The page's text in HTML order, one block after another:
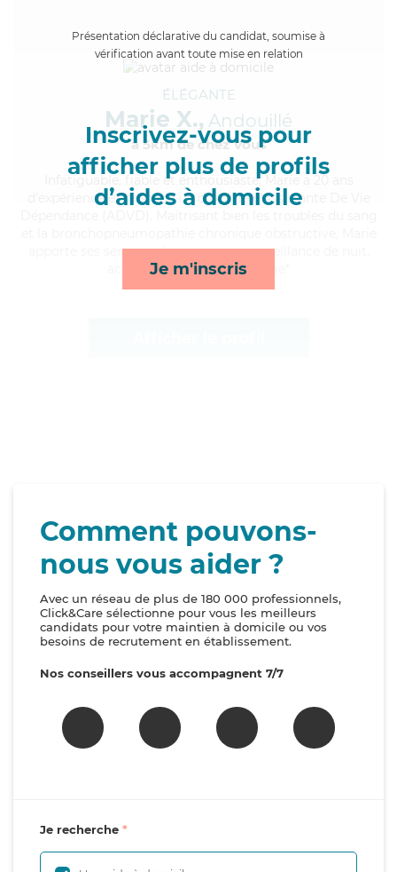
Présentation déclarative du candidat, soumise à
vérification avant toute mise en relation
Inscrivez-vous pour
afficher plus de profils
d’aides à domicile
Je m'inscris
ÉLÉGANTE
Marie X., Andouillé
à 5km de chez Vous
, fiable et enthousiaste, Marie a 20 ans
d'expérience et possède un diplôme d'Assistante De Vie
apporte ses services de transports, surveillance de nuit,
activités et toilette/habillage*
Comment pouvons-
nous vous aider ?
Avec un réseau de plus de 180 000 professionnels,
Click&Care sélectionne pour vous les meilleurs
candidats pour votre maintien à domicile ou vos
besoins de recrutement en établissement.
Nos conseillers vous accompagnent 7/7
Je recherche